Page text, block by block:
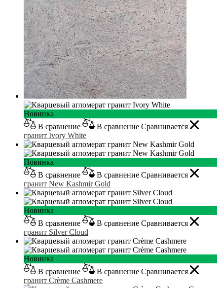
Новинка
В сравнение
В сравнение Сравнивается
гранит Ivory White
Новинка
В сравнение
В сравнение Сравнивается
гранит New Kashmir Gold
Новинка
В сравнение
В сравнение Сравнивается
гранит Silver Cloud
Новинка
В сравнение
В сравнение Сравнивается
гранит Crème Cashmere